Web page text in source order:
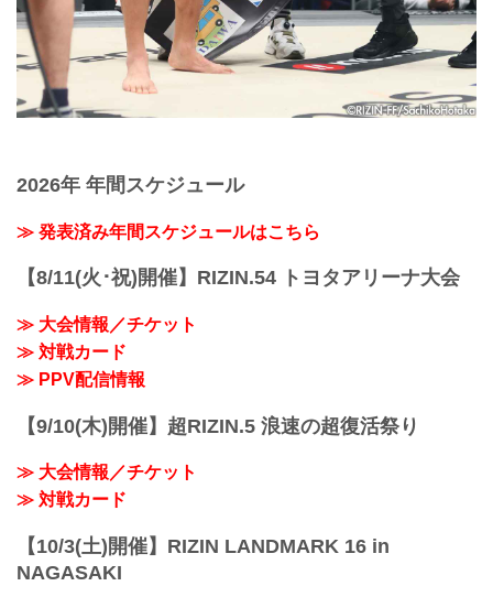
2026年 年間スケジュール
≫ 発表済み年間スケジュールはこちら
【8/11(火･祝)開催】RIZIN.54 トヨタアリーナ大会
≫ 大会情報／チケット
≫ 対戦カード
≫ PPV配信情報
【9/10(木)開催】超RIZIN.5 浪速の超復活祭り
≫ 大会情報／チケット
≫ 対戦カード
【10/3(土)開催】RIZIN LANDMARK 16 in
NAGASAKI